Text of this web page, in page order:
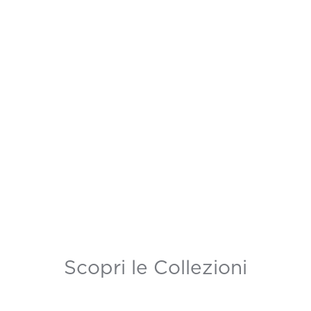
Scopri le Collezioni